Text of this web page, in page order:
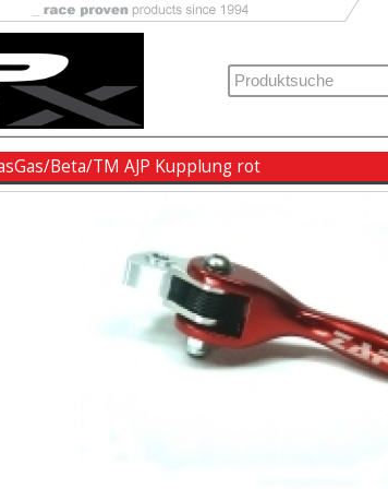
Beta/TM AJP Kupplung rot